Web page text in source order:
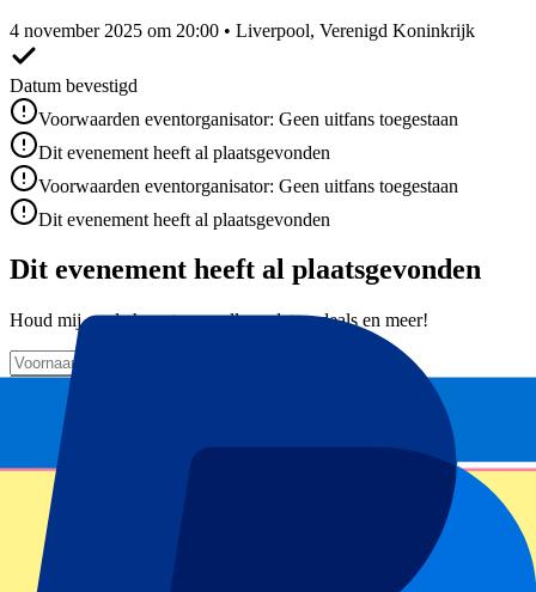
4 november 2025 om 20:00 • Liverpool, Verenigd Koninkrijk
Datum bevestigd
Voorwaarden eventorganisator: Geen uitfans toegestaan
Dit evenement heeft al plaatsgevonden
Voorwaarden eventorganisator: Geen uitfans toegestaan
Dit evenement heeft al plaatsgevonden
Dit evenement heeft al plaatsgevonden
Houd mij op de hoogte van alle updates, deals en meer!
Submit
Je informatie wordt in overeenstemming met ons
Privacy Policy
gebruikt.
Bedankt voor het invullen!